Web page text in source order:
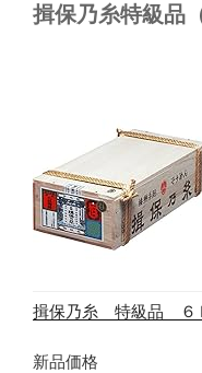
揖保乃糸特級品
揖保乃糸 特級品 ６
新品価格